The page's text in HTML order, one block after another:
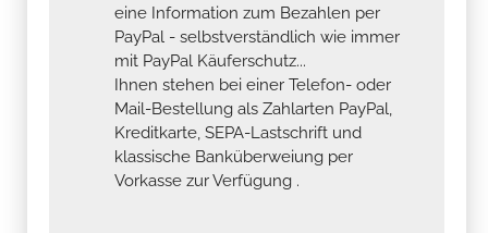
eine Information zum Bezahlen per
PayPal - selbstverständlich wie immer
mit PayPal Käuferschutz...
Ihnen stehen bei einer Telefon- oder
Mail-Bestellung als Zahlarten PayPal,
Kreditkarte, SEPA-Lastschrift und
klassische Banküberweiung per
Vorkasse zur Verfügung .